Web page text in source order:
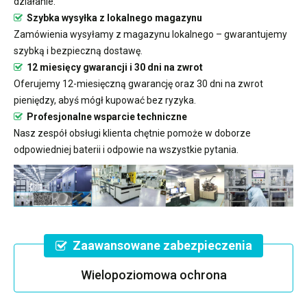
Szybka wysyłka z lokalnego magazynu
Zamówienia wysyłamy z magazynu lokalnego – gwarantujemy
szybką i bezpieczną dostawę.
12 miesięcy gwarancji i 30 dni na zwrot
Oferujemy 12-miesięczną gwarancję oraz 30 dni na zwrot
pieniędzy, abyś mógł kupować bez ryzyka.
Profesjonalne wsparcie techniczne
Nasz zespół obsługi klienta chętnie pomoże w doborze
odpowiedniej baterii i odpowie na wszystkie pytania.
Zaawansowane zabezpieczenia
Wielopoziomowa ochrona